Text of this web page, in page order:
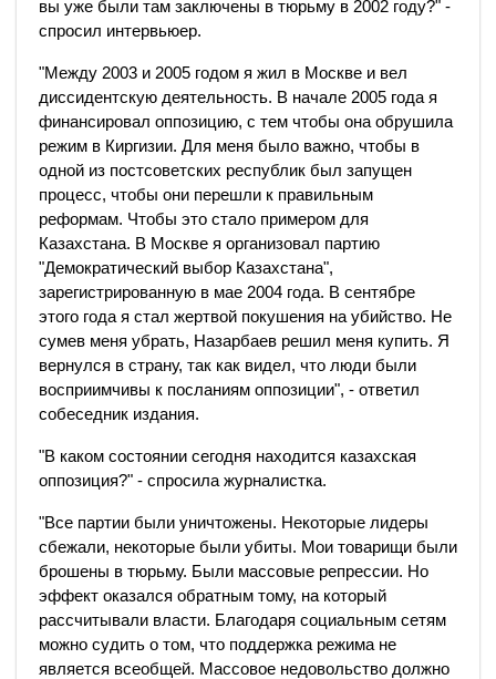
вы уже были там заключены в тюрьму в 2002 году?" -
спросил интервьюер.
"Между 2003 и 2005 годом я жил в Москве и вел
диссидентскую деятельность. В начале 2005 года я
финансировал оппозицию, с тем чтобы она обрушила
режим в Киргизии. Для меня было важно, чтобы в
одной из постсоветских республик был запущен
процесс, чтобы они перешли к правильным
реформам. Чтобы это стало примером для
Казахстана. В Москве я организовал партию
"Демократический выбор Казахстана",
зарегистрированную в мае 2004 года. В сентябре
этого года я стал жертвой покушения на убийство. Не
сумев меня убрать, Назарбаев решил меня купить. Я
вернулся в страну, так как видел, что люди были
восприимчивы к посланиям оппозиции", - ответил
собеседник издания.
"В каком состоянии сегодня находится казахская
оппозиция?" - спросила журналистка.
"Все партии были уничтожены. Некоторые лидеры
сбежали, некоторые были убиты. Мои товарищи были
брошены в тюрьму. Были массовые репрессии. Но
эффект оказался обратным тому, на который
рассчитывали власти. Благодаря социальным сетям
можно судить о том, что поддержка режима не
является всеобщей. Массовое недовольство должно